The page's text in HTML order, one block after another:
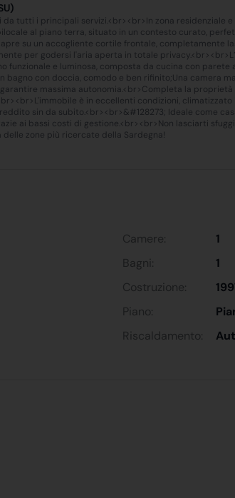
da tutti i principali servizi.<br><br>In zona residenziale
al piano terra, situato in un contesto curato,
su un accogliente cortile frontale, completamente
per godersi l'aria aperta in totale
funzionale e luminosa, composta da cucina con
bagno con doccia, comodo e ben rifinito;Una camera
massima autonomia.<br>Completa la
è in eccellenti condizioni,
sin da subito.<br><br>&#128273; Ideale come
ai bassi costi di gestione.<br><br>Non lasciarti
zone più ricercate della Sardegna!
Camere:
1
Bagni:
1
Costruzione:
Piano:
Riscaldamento: